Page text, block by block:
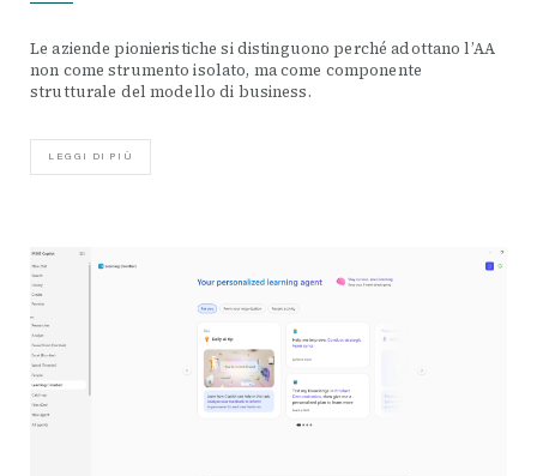
Le aziende pionieristiche si distinguono perché adottano l’AA
non come strumento isolato, ma come componente
strutturale del modello di business.
LEGGI DI PIÙ